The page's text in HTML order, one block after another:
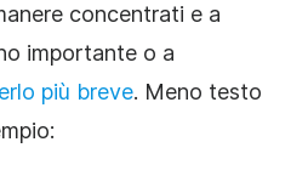
concentrati e a
importante o a
più breve. Meno testo